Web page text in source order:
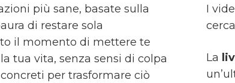
più sane, basate sulla
di restare sola
il momento di mettere te
tua vita, senza sensi di colpa
per trasformare ciò
I
La